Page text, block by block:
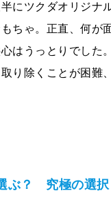
半にツクダオリジナ
ちゃ。正直、何が
はうっとりでした
り除くことが困難
ぶ？ 究極の選択